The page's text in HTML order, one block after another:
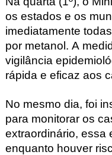
os estados e os
imediatamente
por metanol. A
vigilância
rápida e eficaz aos
No mesmo dia, foi
para monitorar os
extraordinário, essa
enquanto houver